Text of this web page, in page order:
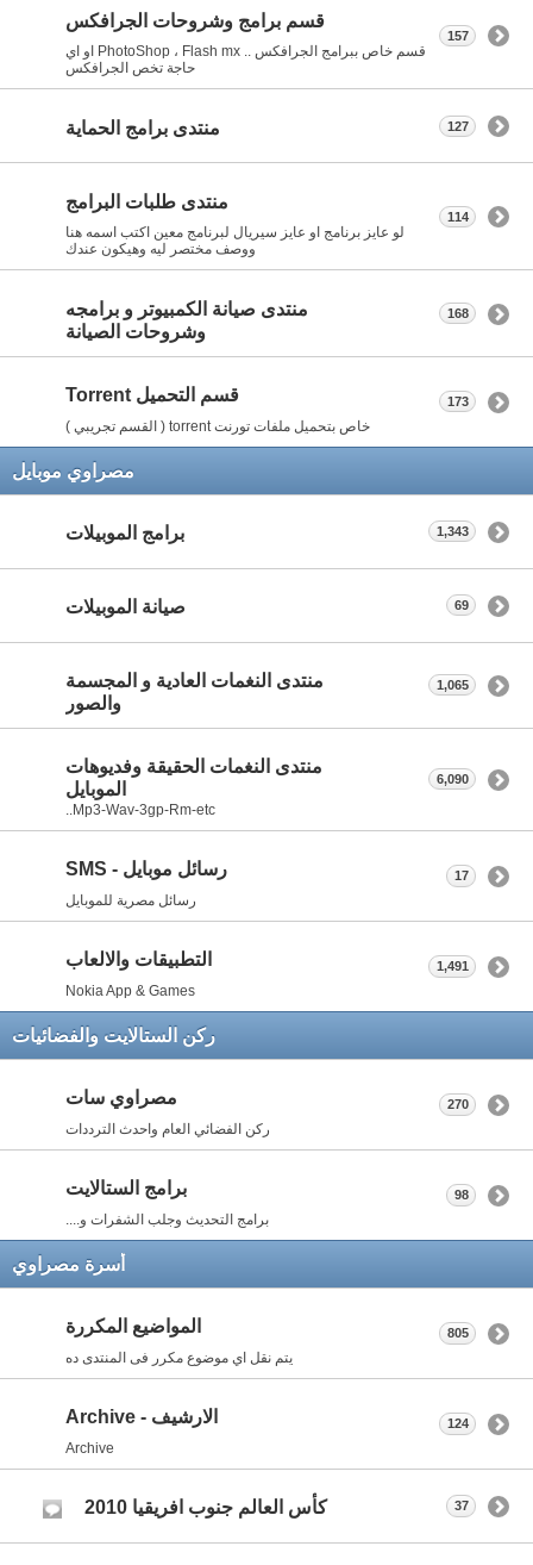
قسم برامج وشروحات الجرافكس
قسم خاص ببرامج الجرافكس .. PhotoShop ، Flash mx او اي
حاجة تخص الجرافكس
157
منتدى برامج الحماية 127
منتدى طلبات البرامج
لو عايز برنامج او عايز سيريال لبرنامج معين اكتب اسمه هنا
ووصف مختصر ليه وهيكون عندك
114
منتدى صيانة الكمبيوتر و برامجه
وشروحات الصيانة
168
قسم التحميل Torrent
خاص بتحميل ملفات تورنت torrent ( القسم تجريبي )
173
مصراوي موبايل
برامج الموبيلات 1,343
صيانة الموبيلات 69
منتدى النغمات العادية و المجسمة
والصور
1,065
منتدى النغمات الحقيقة وفديوهات
الموبايل
Mp3-Wav-3gp-Rm-etc..
6,090
رسائل موبايل - SMS
رسائل مصرية للموبايل
17
التطبيقات والالعاب
Nokia App & Games
1,491
ركن الستالايت والفضائيات
مصراوي سات
ركن الفضائي العام واحدث الترددات
270
برامج الستالايت
برامج التحديث وجلب الشفرات و....
98
أسرة مصراوي
المواضيع المكررة
يتم نقل اي موضوع مكرر فى المنتدى ده
805
الارشيف - Archive
Archive
124
كأس العالم جنوب افريقيا 2010 37